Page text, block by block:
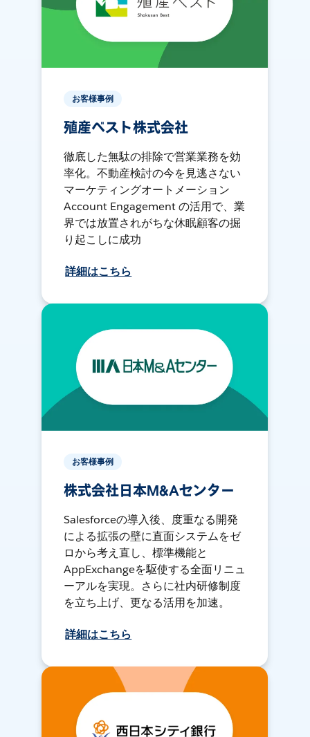
お客様事例
殖産ベスト株式会社
徹底した無駄の排除で営業業務を効
率化。不動産検討の今を見逃さない
マーケティングオートメーション
Account Engagement の活用で、業
界では放置されがちな休眠顧客の掘
り起こしに成功
詳細はこちら
お客様事例
株式会社日本M&Aセンター
Salesforceの導入後、度重なる開発
による拡張の壁に直面システムをゼ
ロから考え直し、標準機能と
AppExchangeを駆使する全面リニュ
ーアルを実現。さらに社内研修制度
を立ち上げ、更なる活用を加速。
詳細はこちら